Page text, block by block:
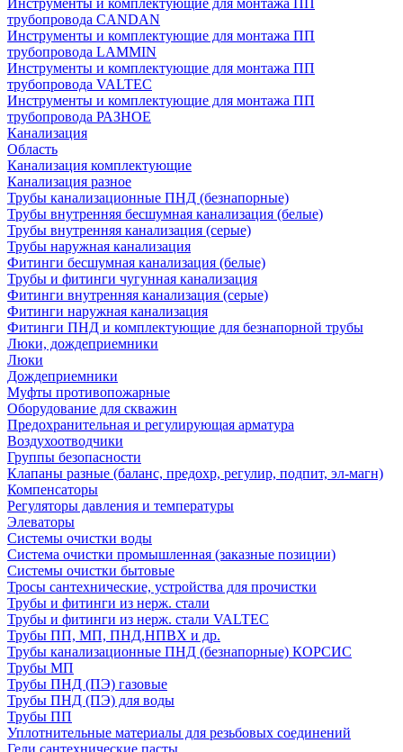
Инструменты и комплектующие для монтажа ПП
трубопровода CANDAN
Инструменты и комплектующие для монтажа ПП
трубопровода LAMMIN
Инструменты и комплектующие для монтажа ПП
трубопровода VALTEC
Инструменты и комплектующие для монтажа ПП
трубопровода РАЗНОЕ
Канализация
Область
Канализация комплектующие
Канализация разное
Трубы канализационные ПНД (безнапорные)
Трубы внутренняя бесшумная канализация (белые)
Трубы внутренняя канализация (серые)
Трубы наружная канализация
Фитинги бесшумная канализация (белые)
Трубы и фитинги чугунная канализация
Фитинги внутренняя канализация (серые)
Фитинги наружная канализация
Фитинги ПНД и комплектующие для безнапорной трубы
Люки, дождеприемники
Люки
Дождеприемники
Муфты противопожарные
Оборудование для скважин
Предохранительная и регулирующая арматура
Воздухоотводчики
Группы безопасности
Клапаны разные (баланс, предохр, регулир, подпит, эл-магн)
Компенсаторы
Регуляторы давления и температуры
Элеваторы
Системы очистки воды
Система очистки промышленная (заказные позиции)
Системы очистки бытовые
Тросы сантехнические, устройства для прочистки
Трубы и фитинги из нерж. стали
Трубы и фитинги из нерж. стали VALTEC
Трубы ПП, МП, ПНД,НПВХ и др.
Трубы канализационные ПНД (безнапорные) КОРСИС
Трубы МП
Трубы ПНД (ПЭ) газовые
Трубы ПНД (ПЭ) для воды
Трубы ПП
Уплотнительные материалы для резьбовых соединений
Гели сантехнические,пасты